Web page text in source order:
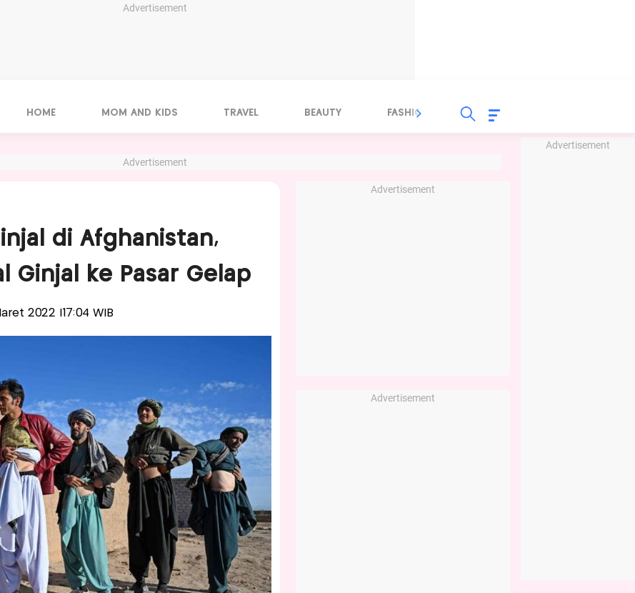
Advertisement
Advertisement
HOME MOM AND KIDS TRAVEL BEAUTY FASHION FOOD
Advertisement
di Afghanistan,
Ginjal ke Pasar Gelap
2022 |17:04 WIB
Advertisement
Advertisement